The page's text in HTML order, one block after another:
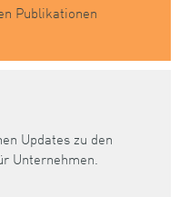
Publikationen
Updates zu den
Unternehmen.